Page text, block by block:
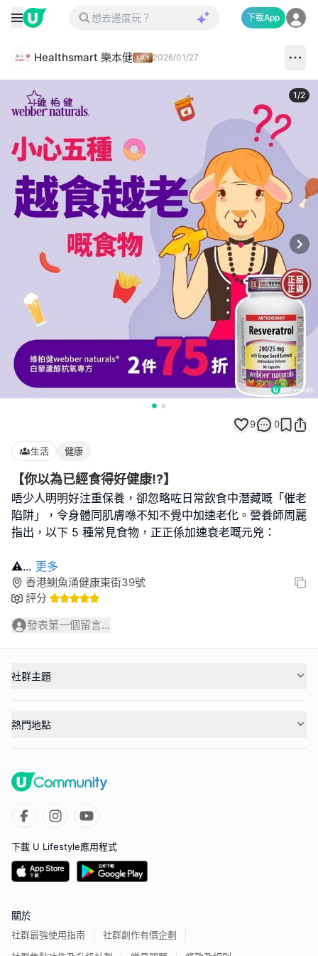
下載App
Healthsmart 樂本健 2026/01/27
1/2
9 0
生活 健康
【你以為已經食得好健康⁉️】
唔少人明明好注重保養，卻忽略咗日常飲食中潛藏嘅「催老
陷阱」，令身體同肌膚喺不知不覺中加速老化。營養師周麗
指出，以下 5 種常見食物，正正係加速衰老嘅元兇：
⚠... 更多
香港鰂魚涌健康東街39號
評分
發表第一個留言...
社群主題
熱門地點
下載 U Lifestyle應用程式
關於
社群最強使用指南
社群創作有價企劃